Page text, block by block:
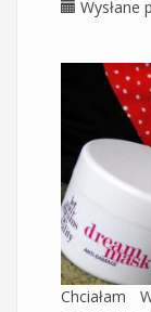
Wysłane
Chciałam